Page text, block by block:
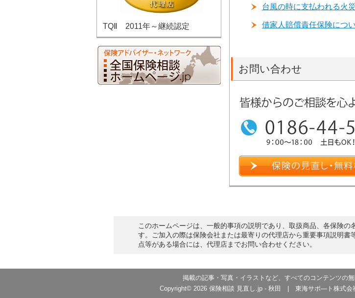
台風の時に支払われる火
借家人賠償責任保険につ
お問い合わせ
TQⅡ 2011年～継続認定
このホームページは、一般的事項の説明であり、取扱商品、各保険
す。ご加入の際は保険会社または最寄りの代理店から重要事項説明
点等がある場合には、代理店までお問い合わせください。
掲載の記事・写真・イラストなど、すべてのコンテンツの
Copyright© 2026 保険相談 見直し.jp - 秋田 | 東海サポ―ト株式会